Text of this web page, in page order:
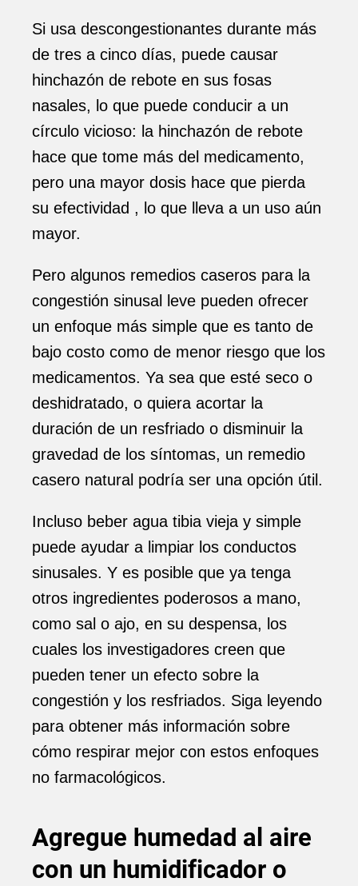
Si usa descongestionantes durante más
de tres a cinco días, puede causar
hinchazón de rebote en sus fosas
nasales, lo que puede conducir a un
círculo vicioso: la hinchazón de rebote
hace que tome más del medicamento,
pero una mayor dosis hace que pierda
su efectividad , lo que lleva a un uso aún
mayor.
Pero algunos remedios caseros para la
congestión sinusal leve pueden ofrecer
un enfoque más simple que es tanto de
bajo costo como de menor riesgo que los
medicamentos. Ya sea que esté seco o
deshidratado, o quiera acortar la
duración de un resfriado o disminuir la
gravedad de los síntomas, un remedio
casero natural podría ser una opción útil.
Incluso beber agua tibia vieja y simple
puede ayudar a limpiar los conductos
sinusales. Y es posible que ya tenga
otros ingredientes poderosos a mano,
como sal o ajo, en su despensa, los
cuales los investigadores creen que
pueden tener un efecto sobre la
congestión y los resfriados. Siga leyendo
para obtener más información sobre
cómo respirar mejor con estos enfoques
no farmacológicos.
Agregue humedad al aire
con un humidificador o